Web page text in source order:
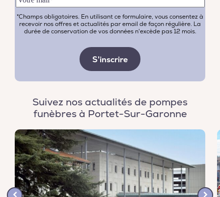
*Champs obligatoires. En utilisant ce formulaire, vous consentez à
recevoir nos offres et actualités par email de façon régulière. La
durée de conservation de vos données n'excède pas 12 mois.
Suivez nos actualités de pompes
funèbres à Portet-Sur-Garonne